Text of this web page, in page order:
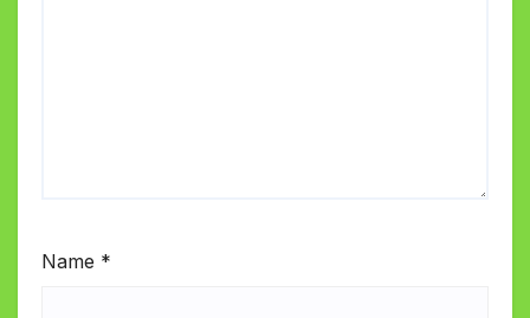
Name *